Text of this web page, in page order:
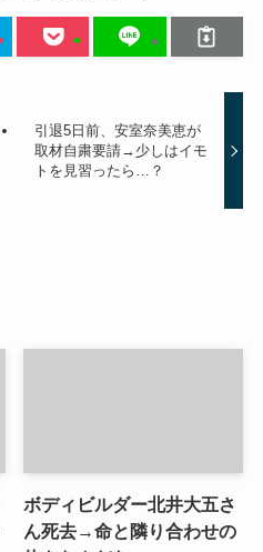
引退5日前、安室奈美恵が
取材自粛要請→少しはイモ
トを見習ったら…？
ボディビルダー北井大五さ
ん死去→命と隣り合わせの